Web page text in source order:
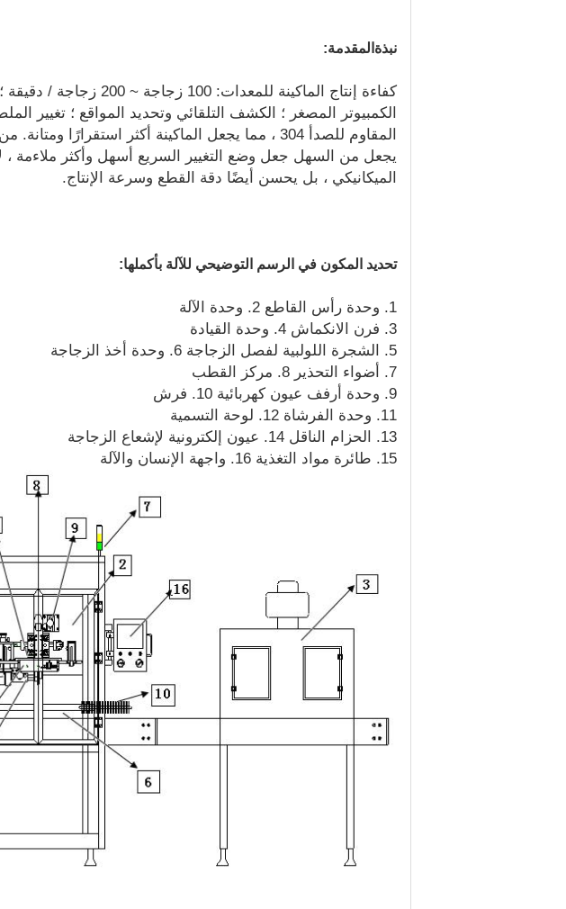
نبذة المقدمة:
كفاءة إنتاج الماكينة
الكمبيوتر المصغر ؛ الكشف التلقائي وتحديد المواقع ؛ تغيير
المقاوم للصدأ 304 ، مما يجعل الماكينة أكثر
يجعل من السهل جعل وضع التغيير السريع أسهل وأكثر ملاءمة
الميكانيكي ، بل يحسن أيضًا دقة القطع وسرعة الإنتاج.
تحديد المكون في الرسم التوضيحي للآلة بأكملها:
1. وحدة رأس القاطع 2. وحدة الآلة
3. فرن الانكماش 4. وحدة القيادة
5. الشجرة اللولبية لفصل الزجاجة 6. وحدة أخذ الزجاجة
7. أضواء التحذير 8. مركز القطب
9. وحدة أرفف عيون كهربائية 10. فرش
11. وحدة الفرشاة 12. لوحة التسمية
13. الحزام الناقل 14. عيون إلكترونية لإشعاع الزجاجة
15. طائرة مواد التغذية 16. واجهة الإنسان والآلة